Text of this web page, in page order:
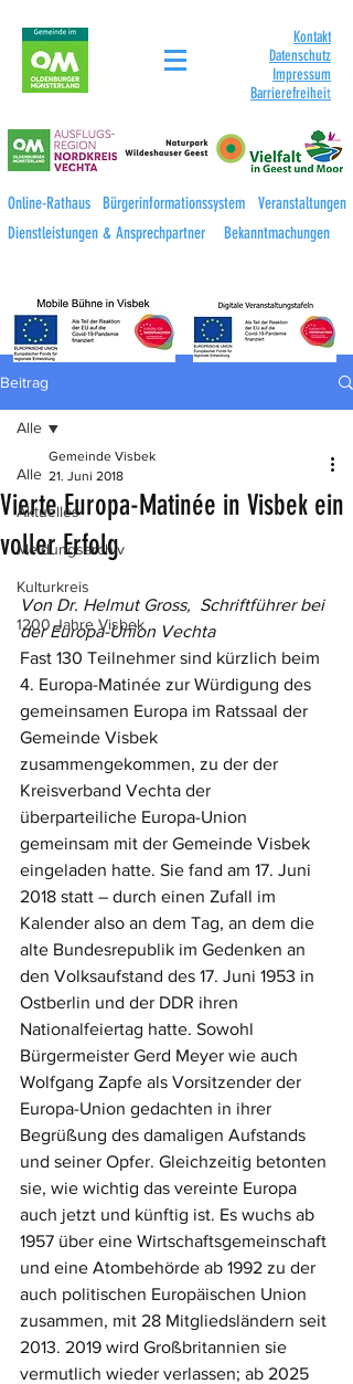
Kontakt
Datenschutz
Impressum
Barrierefreiheit
Online-Rathaus Bürgerinformationssystem
Veranstaltungen
Dienstleistungen & Ansprechpartner
Bekanntmachungen
Beitrag
Alle
Aktuelles
Meldungsarchiv
Kulturkreis
1200 Jahre Visbek
Alle
Vierte Europa-Matinée in Visbek ein
voller Erfolg
Gemeinde Visbek
21. Juni 2018
Von Dr. Helmut Gross,  Schriftführer bei
der Europa-Union Vechta
Fast 130 Teilnehmer sind kürzlich beim
4. Europa-Matinée zur Würdigung des
gemeinsamen Europa im Ratssaal der
Gemeinde Visbek
zusammengekommen, zu der der
Kreisverband Vechta der
überparteiliche Europa-Union
gemeinsam mit der Gemeinde Visbek
eingeladen hatte. Sie fand am 17. Juni
2018 statt – durch einen Zufall im
Kalender also an dem Tag, an dem die
alte Bundesrepublik im Gedenken an
den Volksaufstand des 17. Juni 1953 in
Ostberlin und der DDR ihren
Nationalfeiertag hatte. Sowohl
Bürgermeister Gerd Meyer wie auch
Wolfgang Zapfe als Vorsitzender der
Europa-Union gedachten in ihrer
Begrüßung des damaligen Aufstands
und seiner Opfer. Gleichzeitig betonten
sie, wie wichtig das vereinte Europa
auch jetzt und künftig ist. Es wuchs ab
1957 über eine Wirtschaftsgemeinschaft
und eine Atombehörde ab 1992 zu der
auch politischen Europäischen Union
zusammen, mit 28 Mitgliedsländern seit
2013. 2019 wird Großbritannien sie
vermutlich wieder verlassen; ab 2025